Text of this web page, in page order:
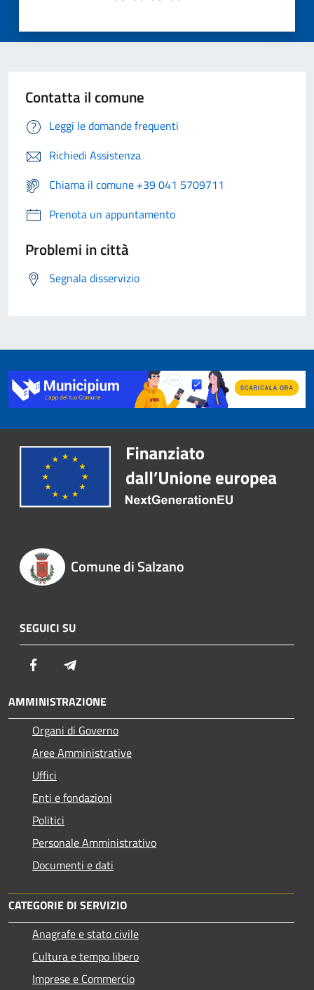
Contatta il comune
Leggi le domande frequenti
Richiedi Assistenza
Chiama il comune +39 041 5709711
Prenota un appuntamento
Problemi in città
Segnala disservizio
Comune di Salzano
SEGUICI SU
Facebook
AMMINISTRAZIONE
Organi di Governo
Aree Amministrative
Uffici
Enti e fondazioni
Politici
Personale Amministrativo
Documenti e dati
CATEGORIE DI SERVIZIO
Anagrafe e stato civile
Cultura e tempo libero
Imprese e Commercio